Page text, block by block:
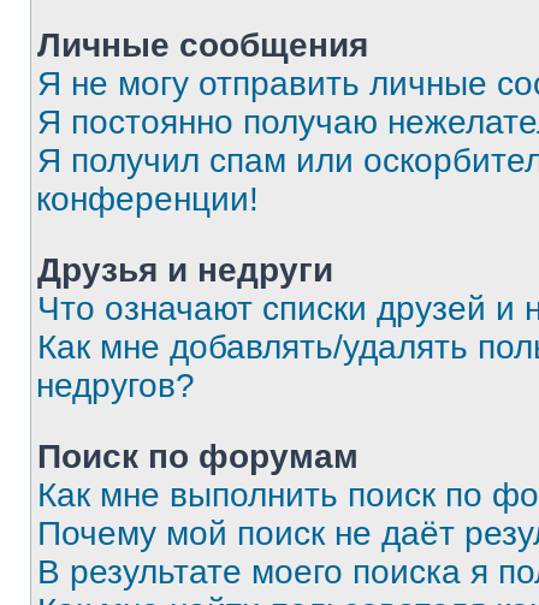
Личные сообщения
Я не могу отправить личные
Я постоянно получаю
Я получил спам или
конференции!
Друзья и недруги
Что означают списки друзей и
Как мне добавлять/удалять
недругов?
Поиск по форумам
Как мне выполнить поиск по
Почему мой поиск не даёт
В результате моего поиска я